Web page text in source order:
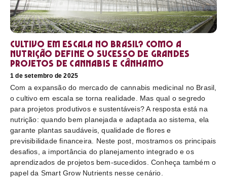
Cultivo em escala no Brasil? Como a
nutrição define o sucesso de grandes
projetos de cannabis e cânhamo
1 de setembro de 2025
Com a expansão do mercado de cannabis medicinal no Brasil,
o cultivo em escala se torna realidade. Mas qual o segredo
para projetos produtivos e sustentáveis? A resposta está na
nutrição: quando bem planejada e adaptada ao sistema, ela
garante plantas saudáveis, qualidade de flores e
previsibilidade financeira. Neste post, mostramos os principais
desafios, a importância do planejamento integrado e os
aprendizados de projetos bem-sucedidos. Conheça também o
papel da Smart Grow Nutrients nesse cenário.